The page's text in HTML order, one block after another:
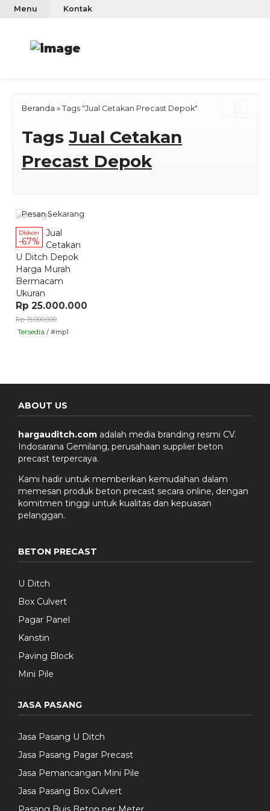
Menu Kontak
Beranda » Tags "Jual Cetakan Precast Depok"
Tags Jual Cetakan
Precast Depok
Pesan Sekarang
Diskon
-67%
Jual
Cetakan
U Ditch Depok
Harga Murah
Bermacam
Ukuran
Rp 25.000.000
Rp 15.000.000
Tersedia / #mp1
ABOUT US
hargauditch.com adalah media branding resmi CV.
Indosarana Gemilang, perusahaan supplier beton
precast terpercaya.
Kami hadir untuk memberikan kemudahan dalam
memesan produk beton precast secara online, dengan
komitmen tinggi untuk kualitas dan kepuasan
pelanggan.
BETON PRECAST
U Ditch
Box Culvert
Pagar Panel
Kanstin
Paving Block
Mini Pile
JASA PASANG
Jasa Pasang U Ditch
Jasa Pasang Pagar Precast
Jasa Pemancangan Mini Pile
Jasa Pasang Box Culvert